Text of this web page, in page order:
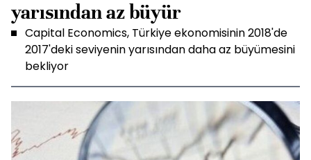
yarısından az büyür
Capital Economics, Türkiye ekonomisinin 2018'de
2017'deki seviyenin yarısından daha az büyümesini
bekliyor